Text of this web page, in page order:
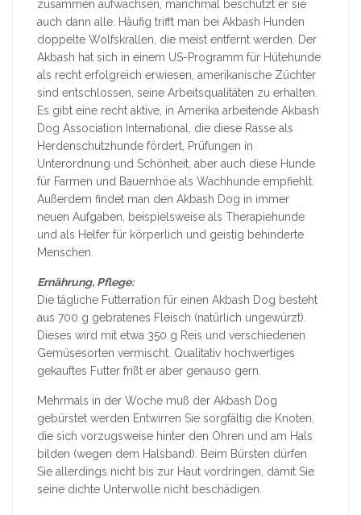
zusammen aufwachsen, manchmal beschützt er sie
auch dann alle. Häufig trifft man bei Akbash Hunden
doppelte Wolfskrallen, die meist entfernt werden. Der
Akbash hat sich in einem US-Programm für Hütehunde
als recht erfolgreich erwiesen, amerikanische Züchter
sind entschlossen, seine Arbeitsqualitäten zu erhalten.
Es gibt eine recht aktive, in Amerika arbeitende Akbash
Dog Association International, die diese Rasse als
Herdenschutzhunde fördert, Prüfungen in
Unterordnung und Schönheit, aber auch diese Hunde
für Farmen und Bauernhöe als Wachhunde empfiehlt.
Außerdem findet man den Akbash Dog in immer
neuen Aufgaben, beispielsweise als Therapiehunde
und als Helfer für körperlich und geistig behinderte
Menschen.
Ernährung, Pflege:
Die tägliche Futterration für einen Akbash Dog besteht
aus 700 g gebratenes Fleisch (natürlich ungewürzt).
Dieses wird mit etwa 350 g Reis und verschiedenen
Gemüsesorten vermischt. Qualitativ hochwertiges
gekauftes Futter frißt er aber genauso gern.
Mehrmals in der Woche muß der Akbash Dog
gebürstet werden Entwirren Sie sorgfältig die Knoten,
die sich vorzugsweise hinter den Ohren und am Hals
bilden (wegen dem Halsband). Beim Bürsten dürfen
Sie allerdings nicht bis zur Haut vordringen, damit Sie
seine dichte Unterwolle nicht beschädigen.